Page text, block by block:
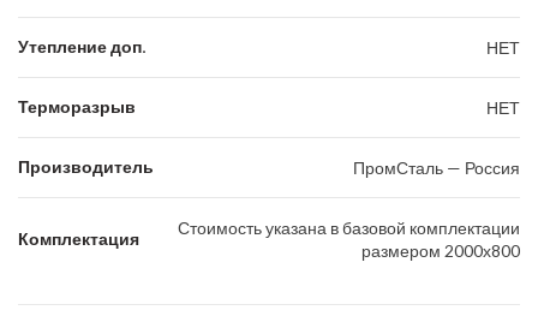
Утепление доп. НЕТ
Терморазрыв НЕТ
Производитель ПромСталь — Россия
Комплектация
Стоимость указана в базовой комплектации
размером 2000х800